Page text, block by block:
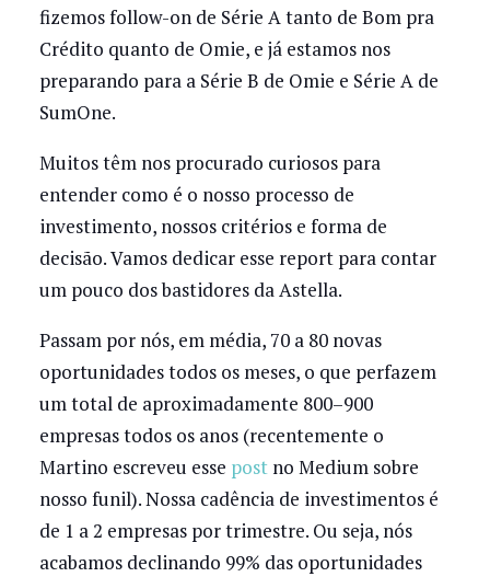
fizemos follow-on de Série A tanto de Bom pra
Crédito quanto de Omie, e já estamos nos
preparando para a Série B de Omie e Série A de
SumOne.
Muitos têm nos procurado curiosos para
entender como é o nosso processo de
investimento, nossos critérios e forma de
decisão. Vamos dedicar esse report para contar
um pouco dos bastidores da Astella.
Passam por nós, em média, 70 a 80 novas
oportunidades todos os meses, o que perfazem
um total de aproximadamente 800–900
empresas todos os anos (recentemente o
Martino escreveu esse postno Medium sobre
nosso funil). Nossa cadência de investimentos é
de 1 a 2 empresas por trimestre. Ou seja, nós
acabamos declinando 99% das oportunidades